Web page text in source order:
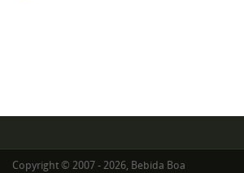
Copyright © 2007 - 2026, Bebida Boa